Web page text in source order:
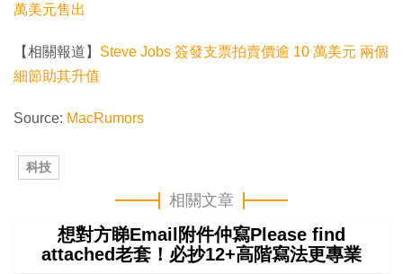
萬美元售出
【相關報道】 Steve Jobs 簽發支票拍賣價逾 10 萬美元 兩個
細節助其升值
Source: MacRumors
科技
相關文章
想對方睇Email附件仲寫Please find
attached老套！必抄12+高階寫法更專業